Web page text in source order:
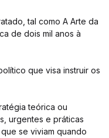
tal como A Arte da
de dois mil anos à
que visa instruir os
teórica ou
urgentes e práticas
se viviam quando